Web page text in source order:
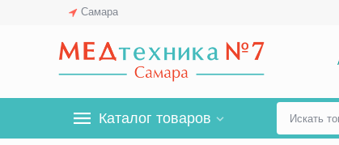
Самара
Каталог товаров